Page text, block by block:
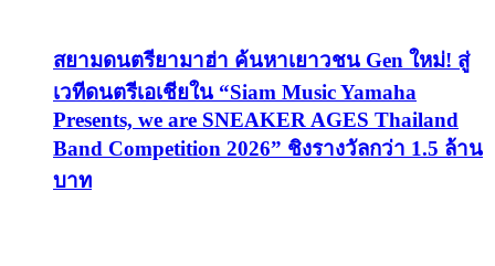
สยามดนตรียามาฮ่า ค้นหาเยาวชน Gen ใหม่! สู่
เวทีดนตรีเอเชียใน “Siam Music Yamaha
Presents, we are SNEAKER AGES Thailand
Band Competition 2026” ชิงรางวัลกว่า 1.5 ล้าน
บาท